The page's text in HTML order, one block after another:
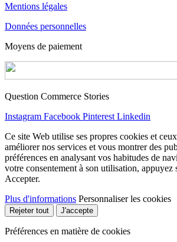
Mentions légales
Données personnelles
Moyens de paiement
Question Commerce Stories
Instagram Facebook Pinterest Linkedin
Ce site Web utilise ses propres cookies et
améliorer nos services et vous montrer des
préférences en analysant vos habitudes de
votre consentement à son utilisation, appuyez
Accepter.
Plus d'informations Personnaliser les cookies
Rejeter tout J'accepte
Préférences en matière de cookies